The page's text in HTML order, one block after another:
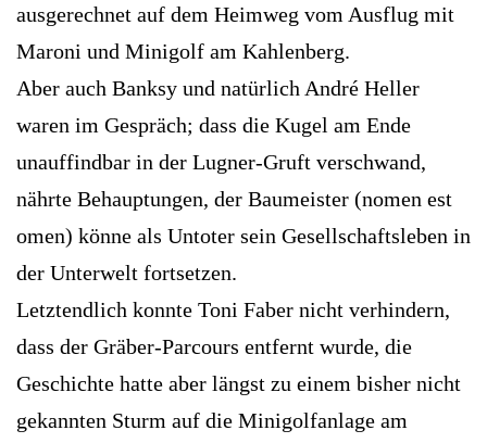
ausgerechnet auf dem Heimweg vom Ausflug mit
Maroni und Minigolf am Kahlenberg.
Aber auch Banksy und natürlich André Heller
waren im Gespräch; dass die Kugel am Ende
unauffindbar in der Lugner-Gruft verschwand,
nährte Behauptungen, der Baumeister (nomen est
omen) könne als Untoter sein Gesellschaftsleben in
der Unterwelt fortsetzen.
Letztendlich konnte Toni Faber nicht verhindern,
dass der Gräber-Parcours entfernt wurde, die
Geschichte hatte aber längst zu einem bisher nicht
gekannten Sturm auf die Minigolfanlage am